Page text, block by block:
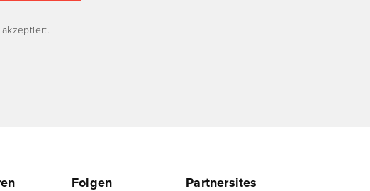
Folgen Partnersites